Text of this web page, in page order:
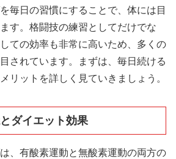
毎日の習慣にすることで、体には目
す。格闘技の練習としてだけでな
ての効率も非常に高いため、多くの
されています。まずは、毎日続ける
リットを詳しく見ていきましょう。
ダイエット効果
、有酸素運動と無酸素運動の両方の